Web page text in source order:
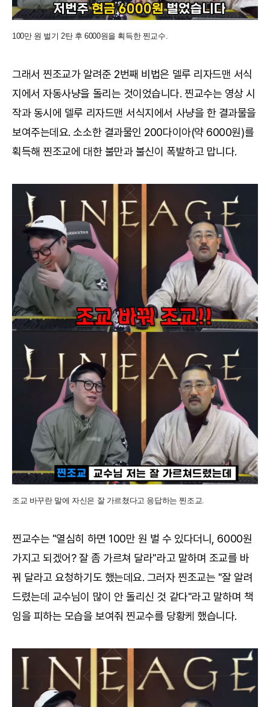
100만 원 벌기 2탄 후 6000원을 획득한 찐교수.
그래서 찐조교가 알려준 2번째 비법은 델루 리자드맨 서식
지에서 자동사냥을 돌리는 것이었습니다. 찐교수는 영상 시
작과 동시에 델루 리자드맨 서식지에서 사냥을 한 결과물을
보여주는데요. 소소한 결과물인 200다이아(약 6000원)를
획득해 찐조교에 대한 불만과 불신이 폭발하고 맙니다.
조교 바꾸란 말에 자신은 잘 가르쳤다고 응답하는 찐조교.
찐교수는 "열심히 하면 100만 원 벌 수 있다더니, 6000원
가지고 되겠어? 잘 좀 가르쳐 달라"라고 말하며 조교를 바
꿔 달라고 요청하기도 했는데요. 그러자 찐조교는 "잘 알려
드렸는데 교수님이 많이 안 돌리신 것 같다"라고 말하며 책
임을 피하는 모습을 보여줘 찐교수를 당황케 했습니다.